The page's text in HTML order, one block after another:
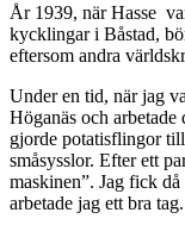
År 1939, när Hasse
kycklingar i Båstad,
eftersom andra
Under en tid, när jag
Höganäs och
gjorde potatisflingor
småsysslor. Efter ett
maskinen”. Jag fick
arbetade jag ett bra tag.